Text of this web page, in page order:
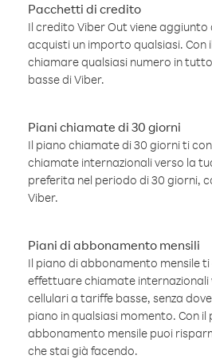
Pacchetti di credito
Il credito Viber Out viene
acquisti un importo qualsiasi. Con
chiamare qualsiasi numero in
basse di Viber.
Piani chiamate di 30 giorni
Il piano chiamate di 30 giorni ti
chiamate internazionali verso la
preferita nel periodo di 30 giorni,
Viber.
Piani di abbonamento mensili
Il piano di abbonamento mensile
effettuare chiamate internazionali
cellulari a tariffe basse, senza
piano in qualsiasi momento. Con il
abbonamento mensile puoi
che stai già facendo.